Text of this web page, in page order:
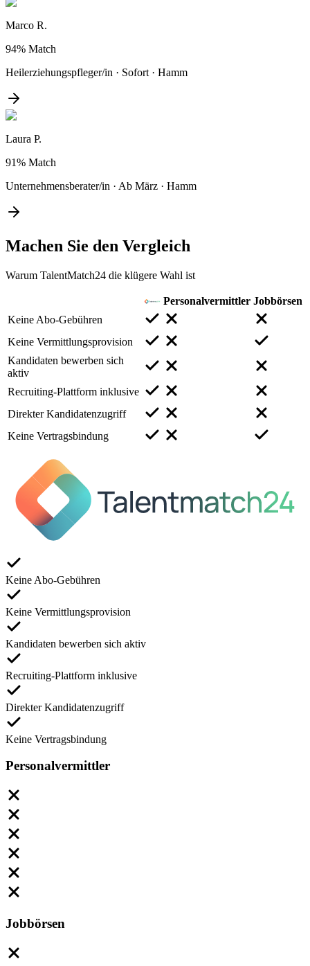
Marco R.
94% Match
Heilerziehungspfleger/in · Sofort · Hamm
Laura P.
91% Match
Unternehmensberater/in · Ab März · Hamm
Machen Sie den Vergleich
Warum TalentMatch24 die klügere Wahl ist
Personalvermittler Jobbörsen
Keine Abo-Gebühren
Keine Vermittlungsprovision
Kandidaten bewerben sich
aktiv
Recruiting-Plattform inklusive
Direkter Kandidatenzugriff
Keine Vertragsbindung
Keine Abo-Gebühren
Keine Vermittlungsprovision
Kandidaten bewerben sich aktiv
Recruiting-Plattform inklusive
Direkter Kandidatenzugriff
Keine Vertragsbindung
Personalvermittler
Jobbörsen